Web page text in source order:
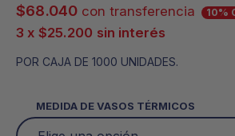
$68.040 con transferencia 10%
3 x $25.200 sin interés
POR CAJA DE 1000 UNIDADES.
MEDIDA DE VASOS TÉRMICOS